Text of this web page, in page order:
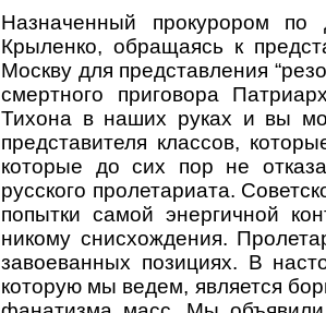
Назначенный прокурором по
Крыленко, обращаясь к
Москву для представления
смертного приговора
Тихона в наших руках и вы
представителя классов,
которые до сих пор не
русского пролетариата.
попытки самой энергичной
никому снисхождения.
завоеванных позициях. В
которую мы ведем, является